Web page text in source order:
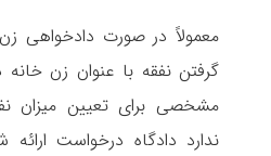
معمولاً در صورت دادخواهی
گرفتن نفقه با عنوان زن
مشخصی برای تعیین میزان
ندارد دادگاه درخواست